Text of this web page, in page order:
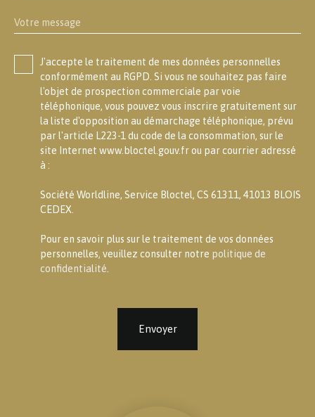
Votre message
J'accepte le traitement de mes données personnelles
conformément au RGPD. Si vous ne souhaitez pas faire
l'objet de prospection commerciale par voie
téléphonique, vous pouvez vous inscrire gratuitement sur
la liste d'opposition au démarchage téléphonique, prévu
par l'article L223-1 du code de la consommation, sur le
site Internet www.bloctel.gouv.fr ou par courrier adressé
à :
Société Worldline, Service Bloctel, CS 61311, 41013 BLOIS
CEDEX.
Pour en savoir plus sur le traitement de vos données
personnelles, veuillez consulter notre politique de
confidentialité
Envoyer